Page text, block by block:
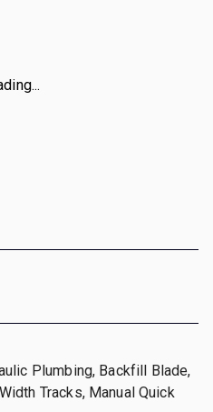
Plumbing, Backfill Blade,
Tracks, Manual Quick